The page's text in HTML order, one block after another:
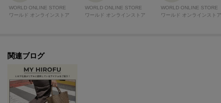
※細いテープ状の革が編み込まれたバッグの為、表面に凹凸があり、摩擦の
影響を受けやすい傾向があります。特にハンドル部分では手指が触れる為、
のでご注意ください。
※商品ご購入時にお渡しするお買上げ証明書にお取り扱い上のご注意とお手
WORLD ONLINE STORE
ワールド オンラインストア
WORLD ONLINE STORE
ワールド オンラインストア
WORLD ONLINE STORE
ワールド オンラインストア
関連ブログ